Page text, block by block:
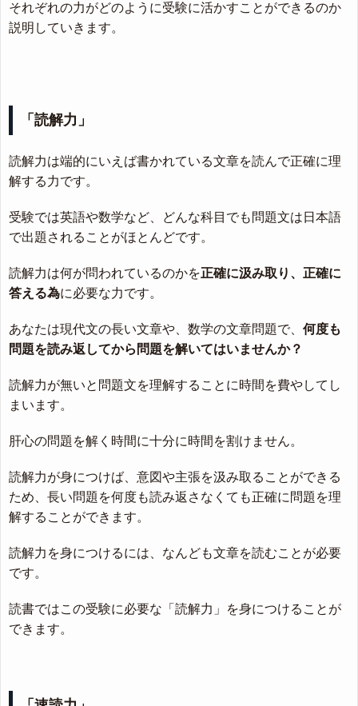
それぞれの力がどのように受験に活かすことができるのか
説明していきます。
「読解力」
読解力は端的にいえば書かれている文章を読んで正確に理
解する力です。
受験では英語や数学など、どんな科目でも問題文は日本語
で出題されることがほとんどです。
読解力は何が問われているのかを正確に汲み取り、正確に
答える為に必要な力です。
あなたは現代文の長い文章や、数学の文章問題で、 何度も
問題を読み返してから問題を解いてはいませんか？
読解力が無いと問題文を理解することに時間を費やしてし
まいます。
肝心の問題を解く時間に十分に時間を割けません。
読解力が身につけば、意図や主張を汲み取ることができる
ため、長い問題を何度も読み返さなくても正確に問題を理
解することができます。
読解力を身につけるには、なんども文章を読むことが必要
です。
読書ではこの受験に必要な「読解力」を身につけることが
できます。